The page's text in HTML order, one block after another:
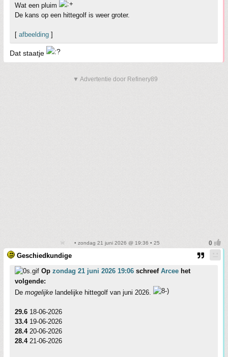
Wat een pluim
De kans op een hittegolf is weer groter.
[ afbeelding ]
Dat staatje
▼ Advertentie door Refinery89
• zondag 21 juni 2026 @ 19:36 • 25
Geschiedkundige
Op zondag 21 juni 2026 19:06 schreef Arcee het
volgende:
De mogelijke landelijke hittegolf van juni 2026.
29.6 18-06-2026
33.419-06-2026
28.420-06-2026
28.421-06-2026